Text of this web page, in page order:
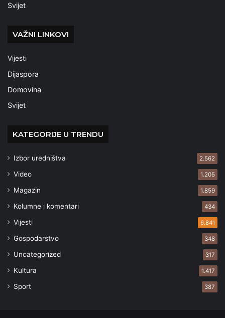
Svijet
VAŽNI LINKOVI
Vijesti
Dijaspora
Domovina
Svijet
KATEGORIJE U TRENDU
Izbor uredništva 2.562
Video 1.205
Magazin 1.859
Kolumne i komentari 434
Vijesti 6.841
Gospodarstvo 348
Uncategorized 317
Kultura 1.417
Sport 387